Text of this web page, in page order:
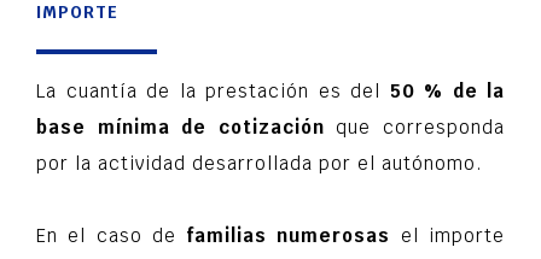
IMPORTE
La cuantía de la prestación es del 50 % de la
base mínima de cotización que corresponda
por la actividad desarrollada por el autónomo.
En el caso de familias numerosas
el importe